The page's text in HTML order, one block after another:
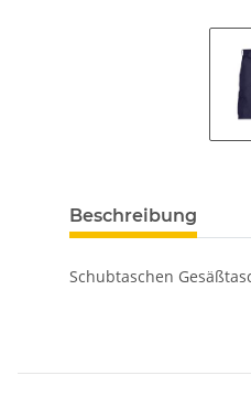
Beschreibung
Schubtaschen